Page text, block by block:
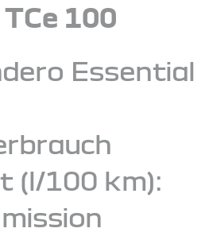
100
Essential
(l/100 km):